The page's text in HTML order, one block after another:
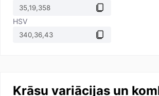
HSV
Krāsu variācijas un